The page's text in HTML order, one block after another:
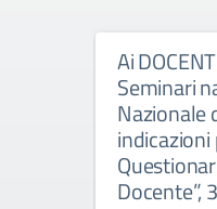
Ai
Seminari
Nazionale